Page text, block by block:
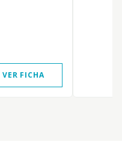
VER FICHA